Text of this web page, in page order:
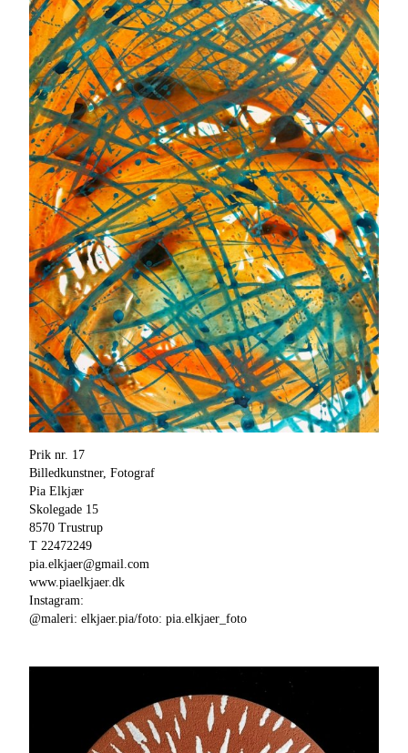
Prik nr. 17
Billedkunstner, Fotograf
Pia Elkjær
Skolegade 15
8570 Trustrup
T 22472249
pia.elkjaer@gmail.com
www.piaelkjaer.dk
Instagram:
@maleri: elkjaer.pia/foto: pia.elkjaer_foto